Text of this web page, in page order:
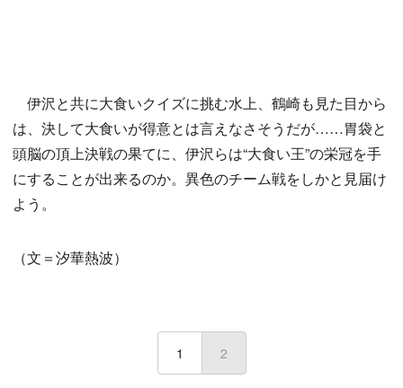
伊沢と共に大食いクイズに挑む水上、鶴崎も見た目から
は、決して大食いが得意とは言えなさそうだが……胃袋と
頭脳の頂上決戦の果てに、伊沢らは“大食い王”の栄冠を手
にすることが出来るのか。異色のチーム戦をしかと見届け
よう。
（文＝汐華熱波）
1 2